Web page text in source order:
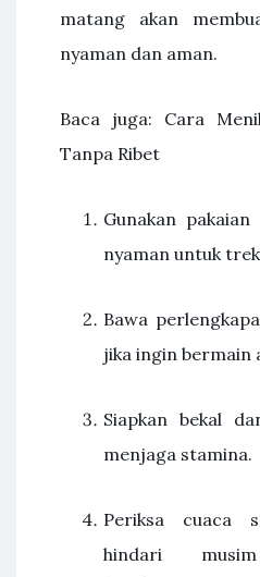
matang akan
nyaman dan aman.
Baca juga: Cara
Tanpa Ribet
Gunakan
nyaman untuk
Bawa
jika ingin bermain
Siapkan bekal
menjaga stamina.
Periksa cuaca
hindari